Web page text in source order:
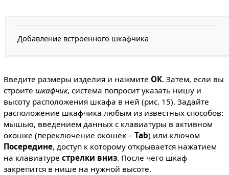
Добавление встроенного шкафчика
Введите размеры изделия и нажмите ОК. Затем, если вы
строите шкафчик, система попросит указать нишу и
высоту расположения шкафа в ней (рис. 15). Задайте
расположение шкафчика любым из известных способов:
мышью, введением данных с клавиатуры в активном
окошке (переключение окошек – Tab) или ключом
Посередине, доступ к которому открывается нажатием
на клавиатуре стрелки вниз. После чего шкаф
закрепится в нише на нужной высоте.